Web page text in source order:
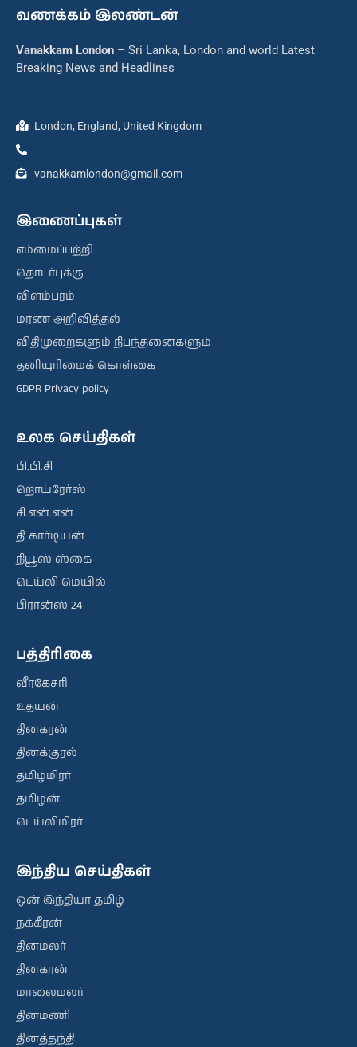
வணக்கம் இலண்டன்
Vanakkam London – Sri Lanka, London and world Latest
Breaking News and Headlines
London, England, United Kingdom
vanakkamlondon@gmail.com
இணைப்புகள்
எம்மைப்பற்றி
தொடர்புக்கு
விளம்பரம்
மரண அறிவித்தல்
விதிமுறைகளும் நிபந்தனைகளும்
தனியுரிமைக் கொள்கை
GDPR Privacy policy
உலக செய்திகள்
பி.பி.சி
றொய்ரேர்ஸ்
சி.என்.என்
தி கார்டியன்
நியூஸ் ஸ்கை
டெய்லி மெயில்
பிரான்ஸ் 24
பத்திரிகை
வீரகேசரி
உதயன்
தினகரன்
தினக்குரல்
தமிழ்மிரர்
தமிழன்
டெய்லிமிரர்
இந்திய செய்திகள்
ஒன் இந்தியா தமிழ்
நக்கீரன்
தினமலர்
தினகரன்
மாலைமலர்
தினமணி
தினத்தந்தி